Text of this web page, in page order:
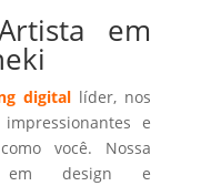
em
digital líder, nos
e
você. Nossa
em design e